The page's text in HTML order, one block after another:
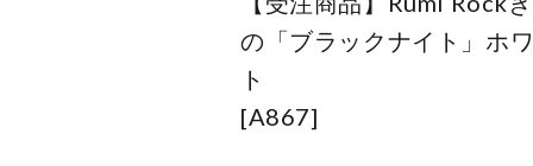
の「ブラックナイト」ホ
ト
[A867]